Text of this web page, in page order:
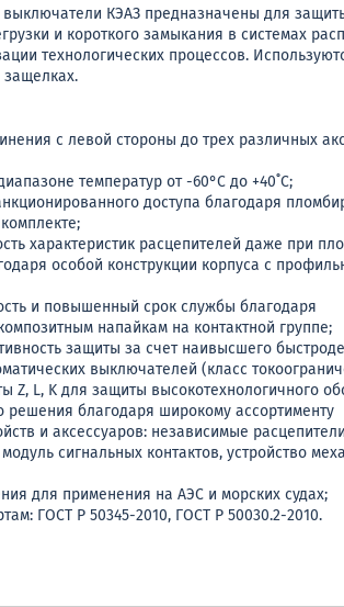
КЭАЗ предназначены для
и короткого замыкания в системах
технологических процессов.
защелках.
с левой стороны до трех различных
температур от -60°C до +40˚C;
доступа благодаря
характеристик расцепителей даже при
особой конструкции корпуса с
и повышенный срок службы благодаря
напайкам на контактной группе;
защиты за счет наивысшего
выключателей (класс
Z, L, K для защиты высокотехнологичного
решения благодаря широкому ассортименту
и аксессуаров: независимые
сигнальных контактов, устройство
для применения на АЭС и морских судах;
ГОСТ Р 50345-2010, ГОСТ Р 50030.2-2010.